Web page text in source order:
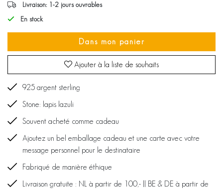
Livraison: 1-2 jours ouvrables
En stock
Dans mon panier
Ajouter à la liste de souhaits
925 argent sterling
Stone: lapis lazuli
Souvent acheté comme cadeau
Ajoutez un bel emballage cadeau et une carte avec votre
message personnel pour le destinataire
Fabriqué de manière éthique
Livraison gratuite : NL à partir de 100,- || BE & DE à partir de